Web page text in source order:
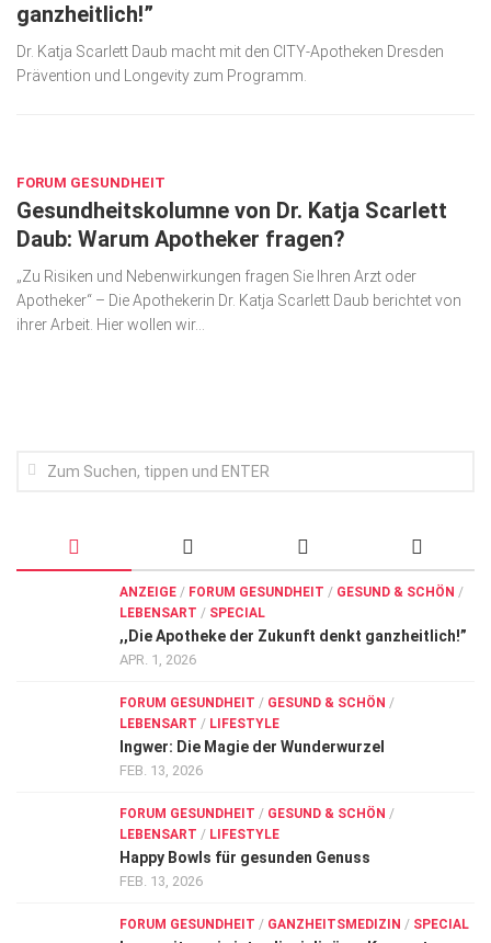
Special
Wirtschaft, Recht, Finanzen
Allgemein
Sehen
Kampf gegen Krebs
ganzheitlich!”
Dr. Katja Scarlett Daub macht mit den CITY-Apotheken Dresden
Prävention und Longevity zum Programm.
FORUM GESUNDHEIT
Gesundheitskolumne von Dr. Katja Scarlett
Daub: Warum Apotheker fragen?
„Zu Risiken und Nebenwirkungen fragen Sie Ihren Arzt oder
Apotheker“ – Die Apothekerin Dr. Katja Scarlett Daub berichtet von
ihrer Arbeit. Hier wollen wir...
ANZEIGE / FORUM GESUNDHEIT / GESUND & SCHÖN /
LEBENSART / SPECIAL
,,Die Apotheke der Zukunft denkt ganzheitlich!”
APR. 1, 2026
FORUM GESUNDHEIT / GESUND & SCHÖN /
LEBENSART / LIFESTYLE
Ingwer: Die Magie der Wunderwurzel
FEB. 13, 2026
FORUM GESUNDHEIT / GESUND & SCHÖN /
LEBENSART / LIFESTYLE
Happy Bowls für gesunden Genuss
FEB. 13, 2026
FORUM GESUNDHEIT / GANZHEITSMEDIZIN / SPECIAL